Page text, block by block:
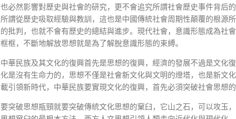
也必然影響對歷史與社會的研究，更不會追究所謂社會歷史事件背后
所謂從歷史吸取經驗與教訓，這也是中國傳統社會周期性顛覆的根源
的批判，也就不會有歷史的總結與進步。現代社會，意識形態成為社
框框，不斷地解放思想就是為了解脫意識形態的束縛。
中華民族及其文化的復興首先是思想的復興，經濟的發展不過是文化
化是沒有生命力的，思想不僅是社會新文化與文明的燈塔，也是新文
載引領新時代，中華民族要實現文化的復興，首先必須突破社會思想的
要突破思想瓶頸就要突破傳統文化思想的窠臼，它山之石，可以攻玉